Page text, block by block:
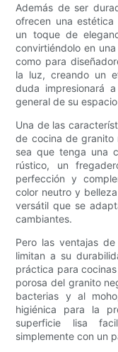
Además de ser
ofrecen una
un toque de
convirtiéndolo en
como para
la luz, creando un
duda impresionará
general de su
Una de las
de cocina de granito
sea que tenga una
rústico, un
perfección y
color neutro y
versátil que se
cambiantes.
Pero las ventajas
limitan a su
práctica para
porosa del granito
bacterias y al
higiénica para la
superficie lisa
simplemente con un